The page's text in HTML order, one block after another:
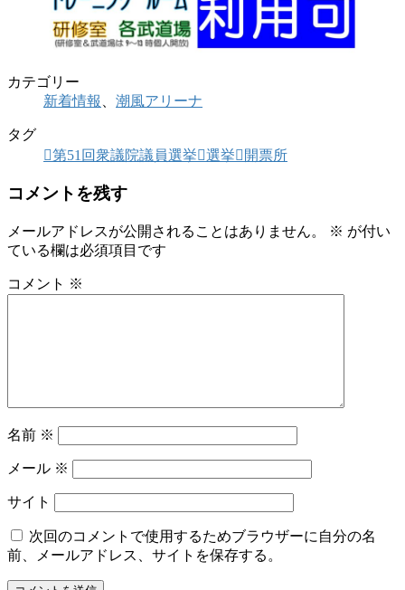
カテゴリー
新着情報
潮風アリーナ
タグ
第51回衆議院議員選挙
選挙 開票所
コメントを残す
メールアドレスが公開されることはありません。 ※ が付い
ている欄は必須項目です
コメント ※
名前 ※
メール ※
サイト
次回のコメントで使用するためブラウザーに自分の名
前、メールアドレス、サイトを保存する。